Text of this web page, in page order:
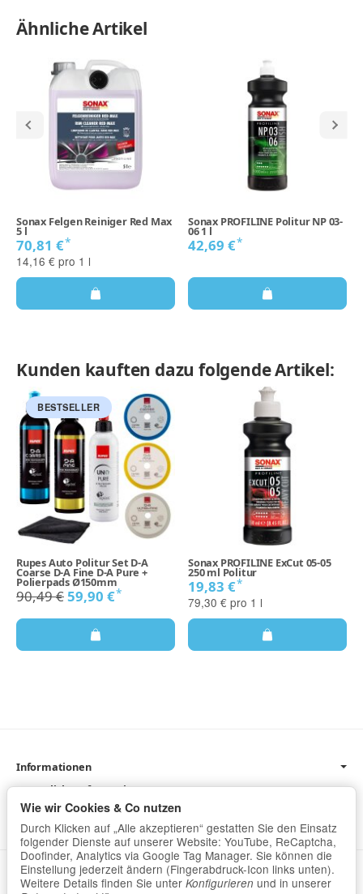
Ähnliche Artikel
Sonax Felgen Reiniger Red Max
5 l
70,81 €*
14,16 € pro 1 l
Sonax PROFILINE Politur NP 03-
06 1 l
42,69 €*
Kunden kauften dazu folgende Artikel:
BESTSELLER
Rupes Auto Politur Set D-A
Coarse D-A Fine D-A Pure +
Polierpads Ø150mm
90,49 €59,90 €*
Sonax PROFILINE ExCut 05-05
250 ml Politur
19,83 €*
79,30 € pro 1 l
Informationen
Gesetzliche Informationen
Newsletter
Datenschutz•Impressum
Wie wir Cookies & Co nutzen
Durch Klicken auf „Alle akzeptieren“ gestatten Sie den Einsatz
folgender Dienste auf unserer Website: YouTube, ReCaptcha,
Doofinder, Analytics via Google Tag Manager. Sie können die
Einstellung jederzeit ändern (Fingerabdruck-Icon links unten).
Weitere Details finden Sie unter Konfigurieren und in unserer